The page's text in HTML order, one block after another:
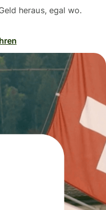
heraus, egal wo.